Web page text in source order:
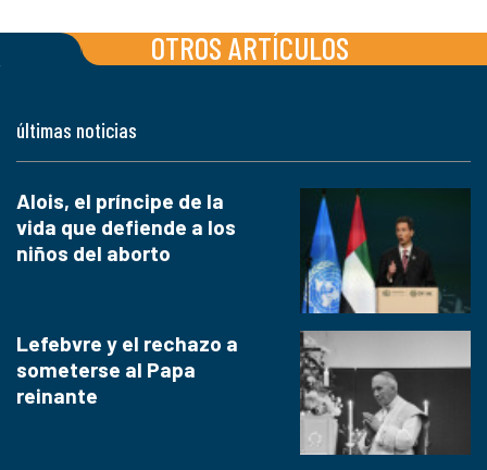
OTROS ARTÍCULOS
últimas noticias
Alois, el príncipe de la
vida que defiende a los
niños del aborto
Lefebvre y el rechazo a
someterse al Papa
reinante